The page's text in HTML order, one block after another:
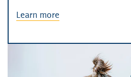
Learn more